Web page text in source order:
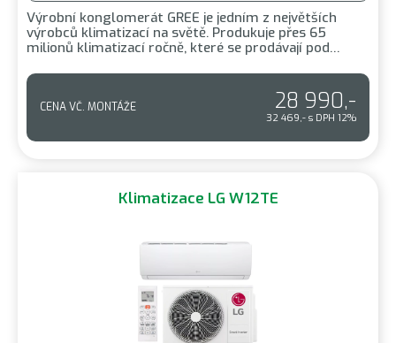
Výrobní konglomerát GREE je jedním z největších
výrobců klimatizací na světě. Produkuje přes 65
milionů klimatizací ročně, které se prodávají pod…
CENA VČ. MONTÁŽE 28 990,-
32 469,- s DPH 12%
Klimatizace LG W12TE